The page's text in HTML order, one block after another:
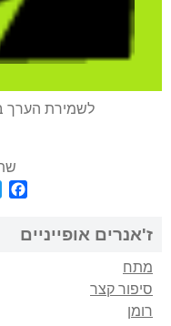
לשמירת הערך
ז'אנרים אופייניים
מתח
סיפור קצר
רומן